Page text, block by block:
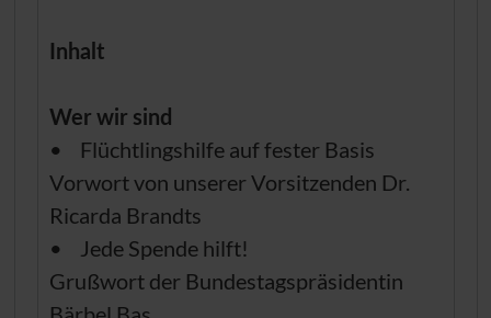
Inhalt
Wer wir sind
• Flüchtlingshilfe auf fester Basis
Vorwort von unserer Vorsitzenden Dr.
Ricarda Brandts
• Jede Spende hilft!
Grußwort der Bundestagspräsidentin